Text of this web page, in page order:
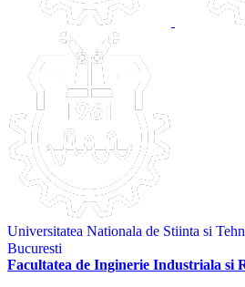
Universitatea Nationala de Stiinta si
Bucuresti
Facultatea de Inginerie Industriala si